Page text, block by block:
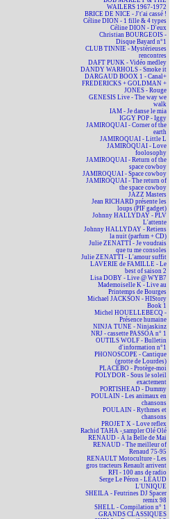
WAILERS 1967-1972
BRICE DE NICE - J't'ai cassé !
Céline DION - 1 fille & 4 types
Céline DION - D'eux
Christian BOURGEOIS -
Disque Bayard n°1
CLUB TINNIE - Mystérieuses
rencontres
DAFT PUNK - Vidéo medley
DANDY WARHOLS - Smoke it
DARGAUD BOOX 1 - Canal+
FREDERICKS + GOLDMAN +
JONES - Rouge
GENESIS Live - The way we
walk
IAM - Je danse le mia
IGGY POP - Iggy
JAMIROQUAI - Corner of the
earth
JAMIROQUAI - Little L
JAMIROQUAI - Love
foolosophy
JAMIROQUAI - Return of the
space cowboy
JAMIROQUAI - Space cowboy
JAMIROQUAI - The return of
the space cowboy
JAZZ Masters
Jean RICHARD présente les
loups (PIF gadget)
Johnny HALLYDAY - PLV
L'attente
Johnny HALLYDAY - Retiens
la nuit (parfum + CD)
Julie ZENATTI - Je voudrais
que tu me consoles
Julie ZENATTI - L'amour suffit
LAVERIE de FAMILLE - Le
best of saison 2
Lisa DOBY - Live @ WYB7
Mademoiselle K - Live au
Printemps de Bourges
Michael JACKSON - HIStory
Book 1
Michel HOUELLEBECQ -
Présence humaine
NINJA TUNE - Ninjaskinz
NRJ - cassette PASSOA n° 1
OUTILS WOLF - Bulletin
d'information n°1
PHONOSCOPE - Cantique
(grotte de Lourdes)
PLACEBO - Protège-moi
POLYDOR - Sous le soleil
exactement
PORTISHEAD - Dummy
POULAIN - Les animaux en
chansons
POULAIN - Rythmes et
chansons
PROJET X - Love reflex
Rachid TAHA - sampler Olé Olé
RENAUD - À la Belle de Mai
RENAUD - The meilleur of
Renaud 75-95
RENAULT Motoculture - Les
gros tracteurs Renault arrivent
RFI - 100 ans de radio
Serge Le Péron - LÉAUD
L'UNIQUE
SHEILA - Feutrines DJ Spacer
remix 98
SHELL - Compilation n° 1
GRANDS CLASSIQUES